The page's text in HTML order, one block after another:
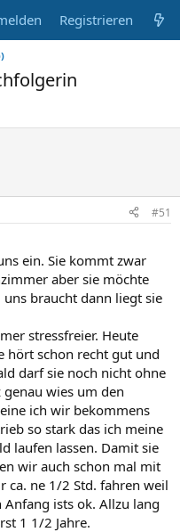
Registrieren
#51
ein. Sie kommt zwar
aber sie möchte
braucht dann liegt sie
stressfreier. Heute
hört schon recht gut und
darf sie noch nicht ohne
wies um den
ich wir bekommens
so stark das ich meine
laufen lassen. Damit sie
wir auch schon mal mit
ca. ne 1/2 Std. fahren weil
ists ok. Allzu lang
1 1/2 Jahre.